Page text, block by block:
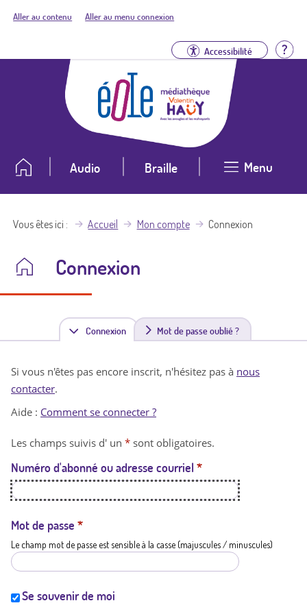
Aller au contenu Aller au menu connexion
Accessibilité
Audio Braille Menu
Vous êtes ici Accueil Mon compte Connexion
Connexion
Connexion(
n
t
a
t
i
Mot de passe oublié ?
Si vous n'êtes pas encore inscrit, n'hésitez pas à nous
contacter.
Aide : Comment se connecter ?
Les champs suivis d' un * sont obligatoires.
Numéro d'abonné ou adresse courriel *
Mot de passe *
Le champ mot de passe est sensible à la casse (majuscules / minuscules)
Se souvenir de moi